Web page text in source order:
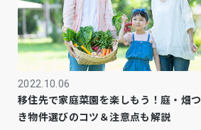
都市計画 未線引き
用途地域 －
設備・条件
備考
※確定測量後の引渡し
2022.10.06
移住先で家庭菜園を楽しもう！庭・畑つ
き物件選びのコツ＆注意点も解説